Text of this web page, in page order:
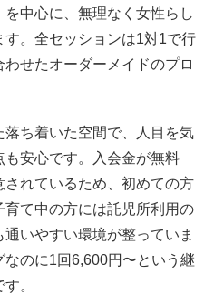
中心に、無理なく女性らし
。全セッションは1対1で行
せたオーダーメイドのプロ
ち着いた空間で、人目を気
安心です。入会金が無料
れているため、初めての方
て中の方には託児所利用の
いやすい環境が整っていま
のに1回6,600円〜という継
。